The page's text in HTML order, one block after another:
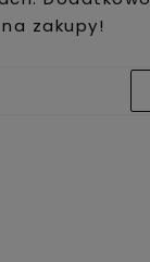
zakupy!